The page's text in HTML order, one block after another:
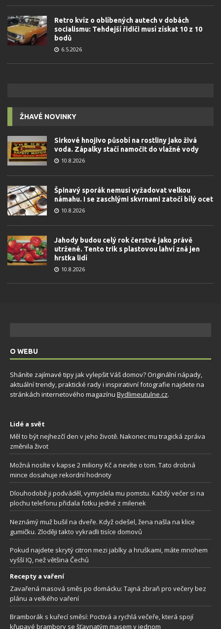
Retro kvíz o oblíbených autech v dobách
socialismu: Tehdejší řidiči musí získat 10 z 10
bodů
6.5.2026
ŽHAVÉ NOVINKY
Sirkové hnojivo působí na rostliny jako živá
voda. Zápalky stačí namočit do vlažné vody
10.8.2026
Špinavý sporák nemusí vyžadovat velkou
námahu. I se zaschlými skvrnami zatočí bílý ocet
10.8.2026
Jahody budou celý rok čerstvé jako právě
utržené. Tento trik s plastovou lahví zná jen
hrstka lidí
10.8.2026
O WEBU
Sháníte zajímavé tipy jak vylepšit Váš domov? Originální nápady,
aktuální trendy, praktické rady i inspirativní fotografie najdete na
stránkách internetového magazínu Bydlimeutulne.cz.
Lidé a svět
Měl to být nejhezčí den v jeho životě. Nakonec mu tragická zpráva
změnila život
Možná nosíte v kapse 2 miliony Kč a nevíte o tom. Tato drobná
mince dosahuje rekordní hodnoty
Dlouhodobě ji podváděl, vymyslela mu pomstu. Každý večer si na
plochu telefonu přidala fotku jedné z milenek
Neznámý muž bušil na dveře. Když odešel, žena našla na klice
gumičku. Zloději takto vykradli tisíce domovů
Pokud najdete skrytý citron mezi jablky a hruškami, máte mnohem
vyšší IQ, než většina Čechů
Recepty a vaření
Zavařená masová směs po domácku: Tajná zbraň pro večery bez
plánu a velkého vaření
Bramborák s kuřecí směsí: Poctivá a rychlá večeře, která spojí
křupavé brambory se šťavnatým masem v jednom